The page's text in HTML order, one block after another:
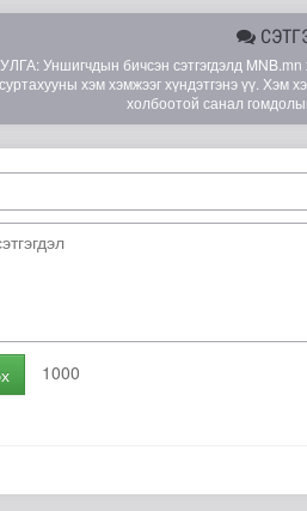
Уншигчдын бичсэн сэтгэгдэлд MNB.mn
хэм хэмжээг хүндэтгэнэ үү. Хэм
холбоотой санал
1000